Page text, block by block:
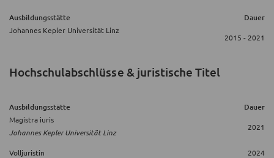
Ausbildungsstätte Dauer
Johannes Kepler Universität Linz
2015 - 2021
Hochschulabschlüsse & juristische Titel
Ausbildungsstätte Dauer
Magistra iuris
Johannes Kepler Universität Linz
2021
Volljuristin
2024